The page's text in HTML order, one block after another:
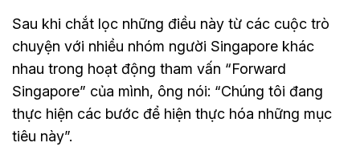
Sau khi chắt lọc những điều này từ các cuộc trò
chuyện với nhiều nhóm người Singapore khác
nhau trong hoạt động tham vấn “Forward
Singapore” của mình, ông nói: “Chúng tôi đang
thực hiện các bước để hiện thực hóa những mục
tiêu này”.